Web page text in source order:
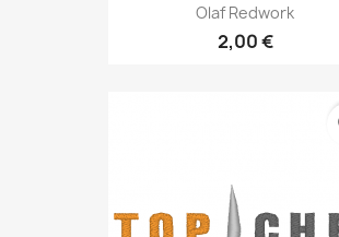
Olaf Redwork
2,00 €